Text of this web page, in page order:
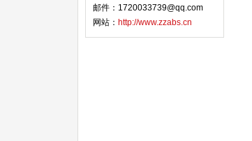
邮件：1720033739@qq.com
网站： http://www.zzabs.cn